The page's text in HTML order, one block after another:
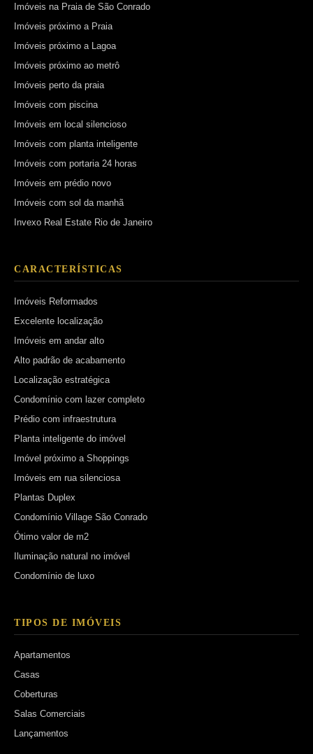
Imóveis na Praia de São Conrado
Imóveis próximo a Praia
Imóveis próximo a Lagoa
Imóveis próximo ao metrô
Imóveis perto da praia
Imóveis com piscina
Imóveis em local silencioso
Imóveis com planta inteligente
Imóveis com portaria 24 horas
Imóveis em prédio novo
Imóveis com sol da manhã
Invexo Real Estate Rio de Janeiro
CARACTERÍSTICAS
Imóveis Reformados
Excelente localização
Imóveis em andar alto
Alto padrão de acabamento
Localização estratégica
Condomínio com lazer completo
Prédio com infraestrutura
Planta inteligente do imóvel
Imóvel próximo a Shoppings
Imóveis em rua silenciosa
Plantas Duplex
Condomínio Village São Conrado
Ótimo valor de m2
Iluminação natural no imóvel
Condomínio de luxo
TIPOS DE IMÓVEIS
Apartamentos
Casas
Coberturas
Salas Comerciais
Lançamentos